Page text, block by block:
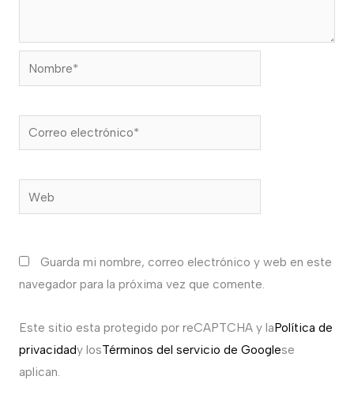
Nombre*
Correo
electrónico*
Web
Guarda mi nombre, correo electrónico y web en este
navegador para la próxima vez que comente.
Este sitio esta protegido por reCAPTCHA y laPolítica de
privacidady losTérminos del servicio de Googlese
aplican.